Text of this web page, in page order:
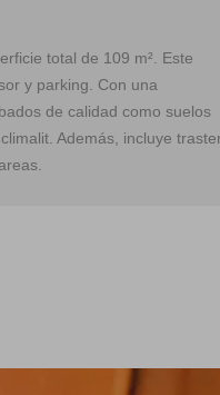
total de 109 m². Este
y parking. Con una
de calidad como suelos
Además, incluye